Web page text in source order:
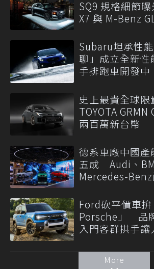
SQ9 規格細節
X7 與 M-Benz
Subaru坦承性
聊」成立全新性
手排跑車開發中
史上最貴全球
TOYOTA
兩百萬新台幣
德系車廠中國產
五成 Audi、
Mercedes-
Ford砍平價車
Porsche」 品
入門客群拱手讓
More